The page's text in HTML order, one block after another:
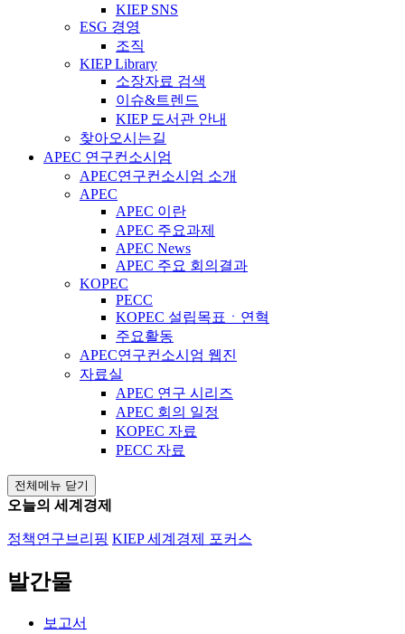
KIEP SNS
ESG 경영
조직
KIEP Library
소장자료 검색
이슈&트렌드
KIEP 도서관 안내
찾아오시는길
APEC 연구컨소시엄
APEC연구컨소시엄 소개
APEC
APEC 이란
APEC 주요과제
APEC News
APEC 주요 회의결과
KOPEC
PECC
KOPEC 설립목표ㆍ연혁
주요활동
APEC연구컨소시엄 웹진
자료실
APEC 연구 시리즈
APEC 회의 일정
KOPEC 자료
PECC 자료
전체메뉴 닫기
오늘의 세계경제
정책연구브리핑 KIEP 세계경제 포커스
발간물
보고서